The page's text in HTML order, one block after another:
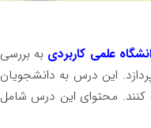
علمی کاربردی به بررسی
این درس به دانشجویان
کنند. محتوای این درس شامل